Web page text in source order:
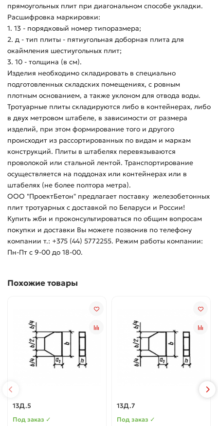
прямоугольных плит при диагональном способе укладки.
Расшифровка маркировки:
1. 13 - порядковый номер типоразмера;
2. д - тип плиты - пятиугольная доборная плита для
окаймления шестиугольных плит;
3. 10 - толщина (в см).
Изделия необходимо складировать в специально
подготовленных складских помещениях, с ровным
плотным основанием, а также уклоном для отвода воды.
Тротуарные плиты складируются либо в контейнерах, либо
в двух метровом штабеле, в зависимости от размера
изделий, при этом формирование того и другого
происходит из рассортированных по видам и маркам
конструкций. Плиты в штабелях перевязываются
проволокой или стальной лентой. Транспортирование
осуществляется на поддонах или контейнерах или в
штабелях (не более полтора метра).
ООО "ПроектБетон" предлагает поставку железобетонных
плит тротуарных с доставкой по Беларуси и России!
Купить жби и проконсультироваться по общим вопросам
покупки и доставки Вы можете позвонив по телефону
компании т.: +375 (44) 5772255. Режим работы компании:
Пн-Пт с 9-00 до 18-00.
Похожие товары
13Д.5
Под заказ ✓
13Д.7
Под заказ ✓